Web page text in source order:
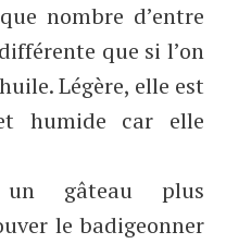
nombre d’entre
différente que si l’on
Légère, elle est
humide car elle
gâteau plus
le badigeonner